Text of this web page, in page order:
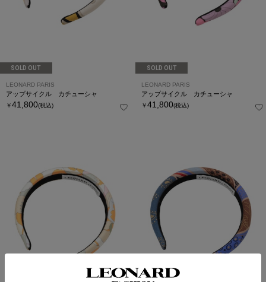
SOLD OUT
LEONARD PARIS
アップサイクル カチューシャ
￥41,800(税込)
SOLD OUT
LEONARD PARIS
アップサイクル カチューシャ
￥41,800(税込)